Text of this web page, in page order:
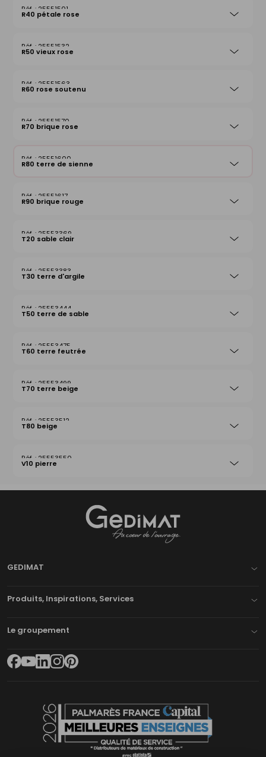
25551501
R40 pétale rose
25551532
R50 vieux rose
25551563
R60 rose soutenu
25551570
R70 brique rose
25551600
R80 terre de sienne
25551617
R90 brique rouge
25553369
T20 sable clair
25553383
T30 terre d'argile
25553444
T50 terre de sable
25553475
T60 terre feutrée
25553499
T70 terre beige
25553512
T80 beige
25553550
V10 pierre
GEDIMAT
Produits, Inspirations, Services
Le groupement